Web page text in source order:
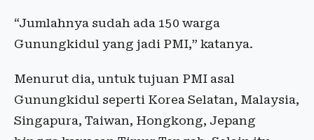
“Jumlahnya sudah ada 150 warga
Gunungkidul yang jadi PMI,” katanya.
Menurut dia, untuk tujuan PMI asal
Gunungkidul seperti Korea Selatan, Malaysia,
Singapura, Taiwan, Hongkong, Jepang